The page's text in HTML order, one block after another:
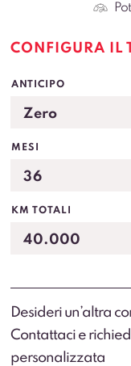
CONFIGURA IL
ANTICIPO
MESI
KM TOTALI
Desideri un’altra
Contattaci e
personalizzata